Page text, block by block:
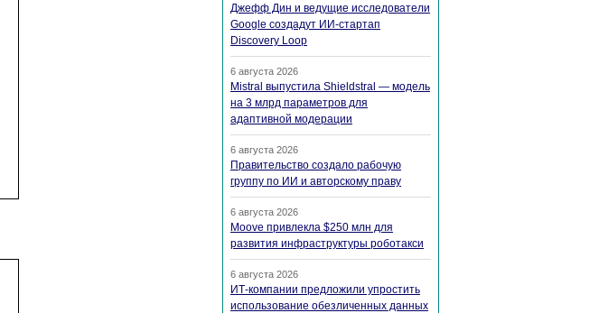
Джефф Дин и ведущие исследователи
Google создадут ИИ-стартап
Discovery Loop
6 августа 2026
Mistral выпустила Shieldstral — модель
на 3 млрд параметров для
адаптивной модерации
6 августа 2026
Правительство создало рабочую
группу по ИИ и авторскому праву
6 августа 2026
Moove привлекла $250 млн для
развития инфраструктуры роботакси
6 августа 2026
ИТ-компании предложили упростить
использование обезличенных данных